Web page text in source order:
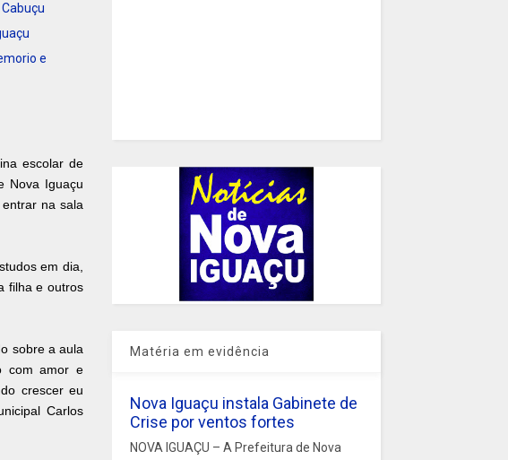
e
escolar de
Nova Iguaçu
na sala
em dia,
filha e outros
sobre a aula
com amor e
crescer eu
Carlos
Matéria em evidência
Nova Iguaçu instala Gabinete de
Crise por ventos fortes
NOVA IGUAÇU – A Prefeitura de Nova